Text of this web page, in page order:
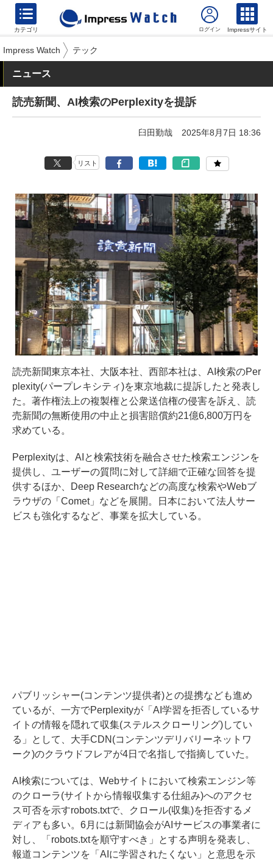
カテゴリ Impressサイト
Impress Watch テック
ニュース
読売新聞、AI検索のPerplexityを提訴
臼田勤哉 2025年8月7日 18:36
リスト
読売新聞東京本社、大阪本社、西部本社は、AI検索のPer
plexity(パープレキシティ)を東京地裁に提訴したと発表し
た。著作権法上の複製権と公衆送信権の侵害を訴え、読
売新聞の無断使用の中止と損害賠償約21億6,800万円を
求めている。
Perplexityは、AIと検索技術を融合させた検索エンジンを
提供し、ユーザーの質問に対して詳細で正確な回答を提
供するほか、Deep Researchなどの高度な検索やWebブ
ラウザの「Comet」などを展開。日本において法人サー
ビスも強化するなど、事業を拡大している。
パブリッシャー(コンテンツ提供者)との提携なども進め
ているが、一方でPerplexityが「AI学習を拒否しているサ
イトの情報を隠れて収集(ステルスクローリング)してい
る」として、大手CDN(コンテンツデリバリーネットワ
ーク)のクラウドフレアが4日で名指しで指摘していた 。
AI検索については、Webサイトにおいて検索エンジン等
のクローラ(サイトから情報収集する仕組み)へのアクセ
ス可否を示すrobots.txtで、クロール(収集)を拒否するメ
ディアも多い。6月には新聞協会がAIサービスの事業者に
対し、「robots.txtを順守すべき」とする声明を発表し、
報道コンテンツを「AIに学習されたくない」と意思を示